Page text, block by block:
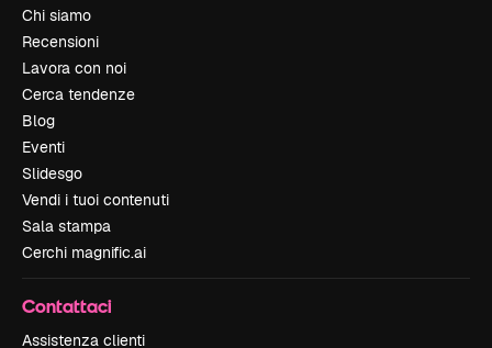
Chi siamo
Recensioni
Lavora con noi
Cerca tendenze
Blog
Eventi
Slidesgo
Vendi i tuoi contenuti
Sala stampa
Cerchi magnific.ai
Contattaci
Assistenza clienti